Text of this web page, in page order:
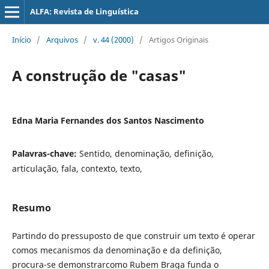
ALFA: Revista de Linguística
Início / Arquivos / v. 44 (2000) / Artigos Originais
A construção de "casas"
Edna Maria Fernandes dos Santos Nascimento
Palavras-chave: Sentido, denominação, definição,
articulação, fala, contexto, texto,
Resumo
Partindo do pressuposto de que construir um texto é operar
comos mecanismos da denominação e da definição,
procura-se demonstrarcomo Rubem Braga funda o